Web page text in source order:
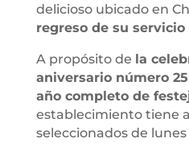
delicioso ubicado en
regreso de su servicio
A propósito de la
aniversario número
año completo de
establecimiento tiene
seleccionados de lunes